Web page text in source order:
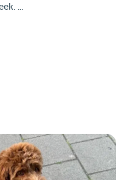
...